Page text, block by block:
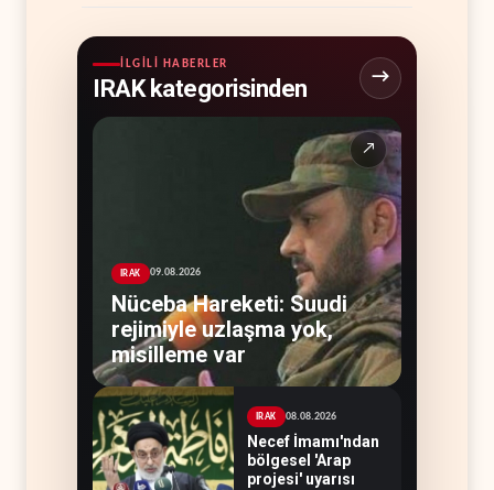
İLGILI HABERLER
IRAK kategorisinden
↗
IRAK 09.08.2026
Nüceba Hareketi: Suudi
rejimiyle uzlaşma yok,
misilleme var
IRAK 08.08.2026
Necef İmamı'ndan
bölgesel 'Arap
projesi' uyarısı